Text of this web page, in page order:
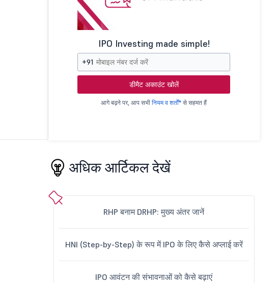
IPO Investing made simple!
+91
डीमैट अकाउंट खोलें
आगे बढ़ने पर, आप सभीनियम व शर्तों* से सहमत हैं
अधिक आर्टिकल देखें
RHP बनाम DRHP: मुख्य अंतर जानें
HNI (Step-by-Step) के रूप में IPO के लिए कैसे अप्लाई करें
IPO आवंटन की संभावनाओं को कैसे बढ़ाएं